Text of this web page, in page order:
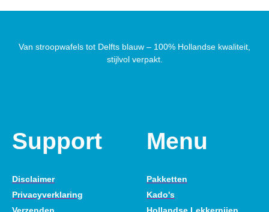
Van stroopwafels tot Delfts blauw – 100% Hollandse kwaliteit,
stijlvol verpakt.
Support
Disclaimer
Privacyverklaring
Verzenden
Menu
Pakketten
Kado's
Hollandse Lekkernijen